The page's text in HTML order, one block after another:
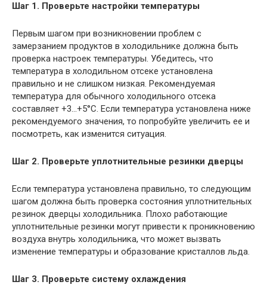
Шаг 1. Проверьте настройки температуры
Первым шагом при возникновении проблем с
замерзанием продуктов в холодильнике должна быть
проверка настроек температуры. Убедитесь, что
температура в холодильном отсеке установлена
правильно и не слишком низкая. Рекомендуемая
температура для обычного холодильного отсека
составляет +3…+5°С. Если температура установлена ниже
рекомендуемого значения, то попробуйте увеличить ее и
посмотреть, как изменится ситуация.
Шаг 2. Проверьте уплотнительные резинки дверцы
Если температура установлена правильно, то следующим
шагом должна быть проверка состояния уплотнительных
резинок дверцы холодильника. Плохо работающие
уплотнительные резинки могут привести к проникновению
воздуха внутрь холодильника, что может вызвать
изменение температуры и образование кристаллов льда.
Шаг 3. Проверьте систему охлаждения